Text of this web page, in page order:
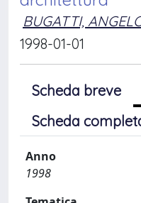
BUGATTI,
1998-01-01
Scheda breve
Scheda
Anno
1998